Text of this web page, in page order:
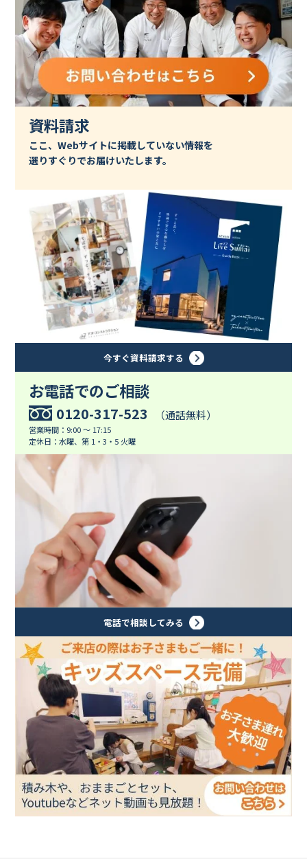
資料請求
ここ、Webサイトに掲載していない情報を
選りすぐりでお届けいたします。
今すぐ資料請求する
お電話でのご相談
0120-317-523 （通話無料）
営業時間：9:00 ～ 17:15
定休日：水曜、第 1・3・5 火曜
電話で相談してみる